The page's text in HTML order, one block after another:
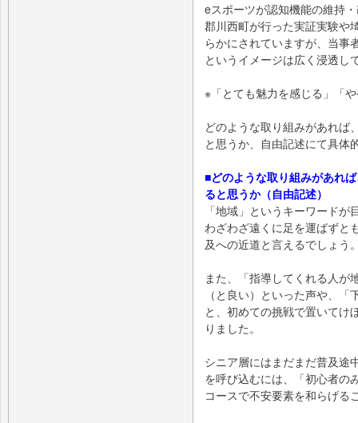
eスポーツが認知機能の維持
郡川西町が行った実証実験や
らかにされていますが、当事
というイメージは広く浸透し
※「とても魅力を感じる」「
どのような取り組みがあれば
と思うか、自由記述にて具体
■どのような取り組みがあれ
ると思うか（自由記述）
「地域」というキーワードが
わざわざ遠くに足を運ばずと
及への近道と言えるでしょう
また、「指導してくれる人が
（と良い）といった声や、
と、初めての挑戦で置いてけ
りました。
シニア層にはまだまだ普及途
を呼び込むには、「初心者の
コースで不安要素を和らげる